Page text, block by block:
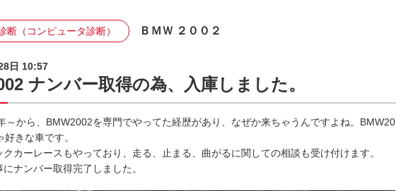
断（コンピュータ診断） ＢＭＷ ２００２
日 10:57
ナンバー取得の為、入庫しました。
～から、BMW2002を専門でやってた経歴があり、なぜか来ちゃうんですよね。BMW20
きな車です。
カーレースもやっており、走る、止まる、曲がるに関しての相談も受け付けます。
ナンバー取得完了しました。